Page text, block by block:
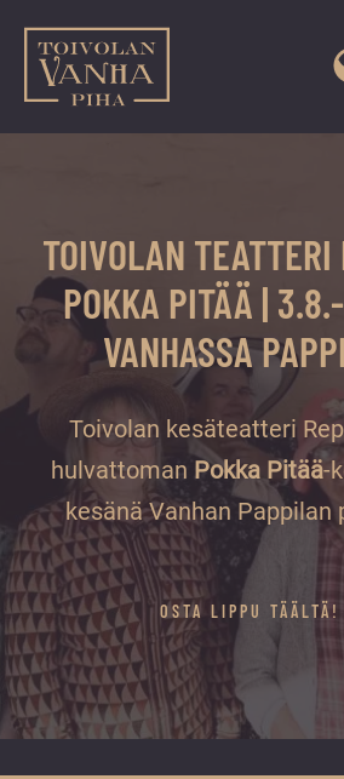
Toivolan vanha piha
palvelut
ja
tapahtumat
ja
hetkiä
ympäri
vuoden.
TOIVOLAN
POKKA PITÄÄ |
VANHASSA
Toivolan kesäteatteri
hulvattoman Pokka Pitää-
kesänä Vanhan Pappilan
OSTA LIPPU TÄÄLTÄ!